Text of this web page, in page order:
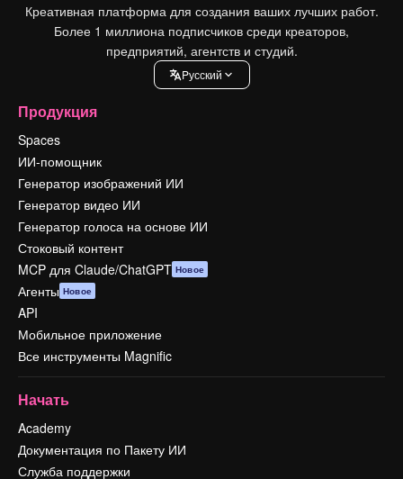
Креативная платформа для создания ваших лучших работ.
Более 1 миллиона подписчиков среди креаторов,
предприятий, агентств и студий.
Pусский
Продукция
Spaces
ИИ-помощник
Генератор изображений ИИ
Генератор видео ИИ
Генератор голоса на основе ИИ
Стоковый контент
MCP для Claude/ChatGPT Новое
Агенты Новое
API
Мобильное приложение
Все инструменты Magnific
Начать
Academy
Документация по Пакету ИИ
Служба поддержки